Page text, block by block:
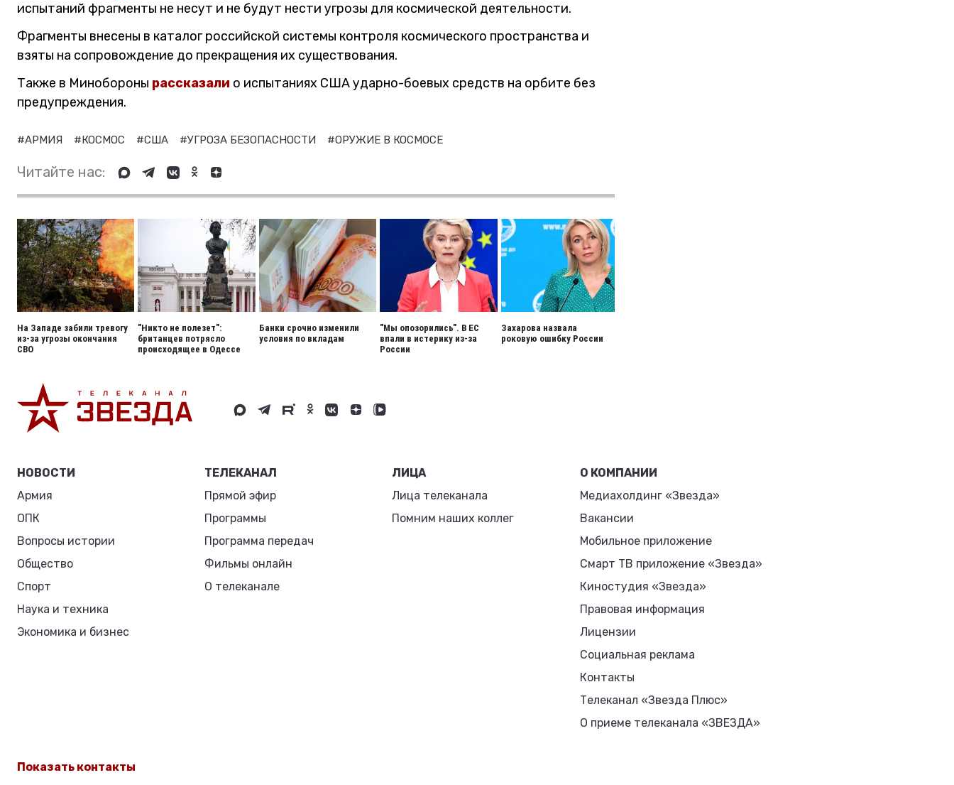
испытаний фрагменты не несут и не будут нести угрозы для космической деятельности.
Фрагменты внесены в каталог российской системы контроля космического пространства и
взяты на сопровождение до прекращения их существования.
Также в Минобороны рассказали о испытаниях США ударно-боевых средств на орбите без
предупреждения.
#АРМИЯ #КОСМОС #США #УГРОЗА БЕЗОПАСНОСТИ #ОРУЖИЕ В КОСМОСЕ
Читайте нас:
На Западе забили тревогу
из-за угрозы окончания
СВО
"Никто не полезет":
британцев потрясло
происходящее в Одессе
Банки срочно изменили
условия по вкладам
"Мы опозорились". В ЕС
впали в истерику из-за
России
Захарова назвала
роковую ошибку России
НОВОСТИ
Армия
ОПК
Вопросы истории
Общество
Спорт
Наука и техника
Экономика и бизнес
ТЕЛЕКАНАЛ
Прямой эфир
Программы
Программа передач
Фильмы онлайн
О телеканале
ЛИЦА
Лица телеканала
Помним наших коллег
О КОМПАНИИ
Медиахолдинг «Звезда»
Вакансии
Мобильное приложение
Смарт ТВ приложение «Звезда»
Киностудия «Звезда»
Правовая информация
Лицензии
Социальная реклама
Контакты
Телеканал «Звезда Плюс»
О приеме телеканала «ЗВЕЗДА»
Показать контакты